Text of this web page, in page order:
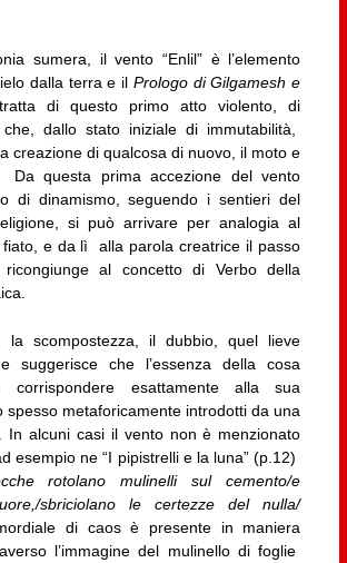
sumera, il vento “Enlil” è l’elemento
dalla terra e il Prologo di Gilgamesh e
tratta di questo primo atto violento, di
dallo stato iniziale di immutabilità,
creazione di qualcosa di nuovo, il moto e
Da questa prima accezione del vento
di dinamismo, seguendo i sentieri del
si può arrivare per analogia al
fiato, e da lì alla parola creatrice il passo
al concetto di Verbo della
la scompostezza, il dubbio, quel lieve
suggerisce che l’essenza della cosa
corrispondere esattamente alla sua
spesso metaforicamente introdotti da una
In alcuni casi il vento non è menzionato
esempio ne “I pipistrelli e la luna” (p.12)
rotolano mulinelli sul cemento/e
sbriciolano le certezze del nulla/
di caos è presente in maniera
l’immagine del mulinello di foglie